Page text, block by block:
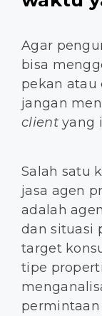
Agar
bisa
pekan atau
jangan
clientyang
Salah satu
jasa agen
adalah
dan situasi
target
tipe